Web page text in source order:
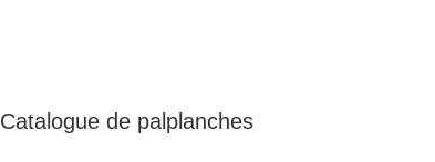
Catalogue de palplanches